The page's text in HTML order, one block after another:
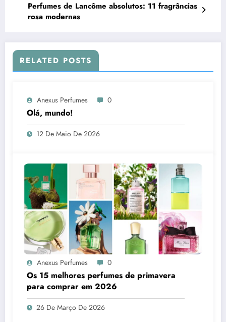
Perfumes de Lancôme absolutos: 11 fragrâncias
rosa modernas
RELATED POSTS
Anexus Perfumes 0
Olá, mundo!
12 De Maio De 2026
Anexus Perfumes 0
Os 15 melhores perfumes de primavera
para comprar em 2026
26 De Março De 2026